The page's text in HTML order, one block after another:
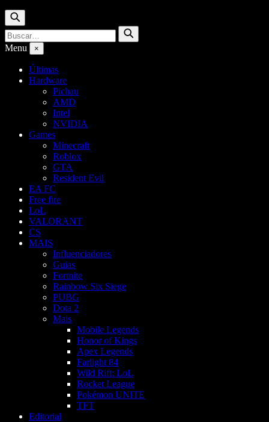
Buscar
Buscar
por:
Buscar
Menu ×
Últimas
Hardware
Pichau
AMD
Intel
NVIDIA
Games
Minecraft
Roblox
GTA
Resident Evil
EA FC
Free fire
LoL
VALORANT
CS
MAIS
Influenciadores
Guias
Fortnite
Rainbow Six Siege
PUBG
Dota 2
Mais
Mobile Legends
Honor of Kings
Apex Legends
Farlight 84
Wild Rift: LoL
Rocket League
Pokémon UNITE
TFT
Editorial